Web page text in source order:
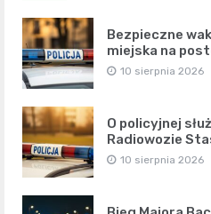
Bezpieczne
miejska na
10 sierpnia 2026
O policyjnej
Radiowozie
10 sierpnia 2026